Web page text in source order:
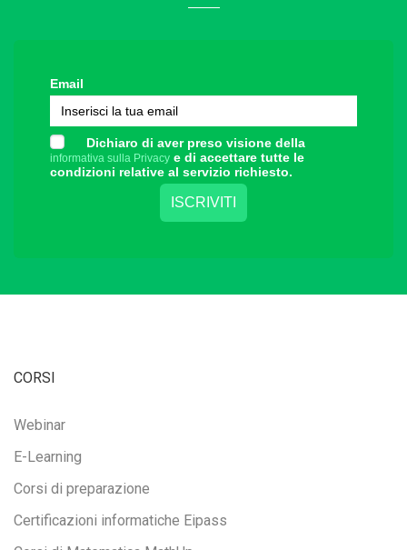
Email
Dichiaro di aver preso visione della
informativa sulla Privacy e di accettare tutte le
condizioni relative al servizio richiesto.
CORSI
Webinar
E-Learning
Corsi di preparazione
Certificazioni informatiche Eipass